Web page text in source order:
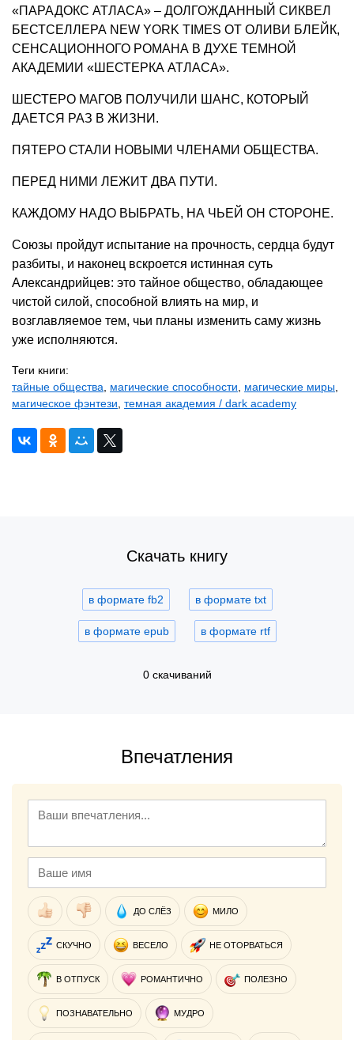
«ПАРАДОКС АТЛАСА» – ДОЛГОЖДАННЫЙ СИКВЕЛ
БЕСТСЕЛЛЕРА NEW YORK TIMES ОТ ОЛИВИ БЛЕЙК,
СЕНСАЦИОННОГО РОМАНА В ДУХЕ ТЕМНОЙ
АКАДЕМИИ «ШЕСТЕРКА АТЛАСА».
ШЕСТЕРО МАГОВ ПОЛУЧИЛИ ШАНС, КОТОРЫЙ
ДАЕТСЯ РАЗ В ЖИЗНИ.
ПЯТЕРО СТАЛИ НОВЫМИ ЧЛЕНАМИ ОБЩЕСТВА.
ПЕРЕД НИМИ ЛЕЖИТ ДВА ПУТИ.
КАЖДОМУ НАДО ВЫБРАТЬ, НА ЧЬЕЙ ОН СТОРОНЕ.
Союзы пройдут испытание на прочность, сердца будут
разбиты, и наконец вскроется истинная суть
Александрийцев: это тайное общество, обладающее
чистой силой, способной влиять на мир, и
возглавляемое тем, чьи планы изменить саму жизнь
уже исполняются.
Теги книги:
тайные общества
магические способности магические миры
магическое фэнтези темная академия / dark academy
Скачать книгу
в формате fb2 в формате txt
в формате epub в формате rtf
0 скачиваний
Впечатления
ДО СЛЁЗ МИЛО
СКУЧНО ВЕСЕЛО НЕ ОТОРВАТЬСЯ
В ОТПУСК РОМАНТИЧНО ПОЛЕЗНО
ПОЗНАВАТЕЛЬНО МУДРО